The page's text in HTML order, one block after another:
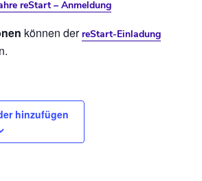
reStart – Anmeldung
können derreStart-Einladung
hinzufügen